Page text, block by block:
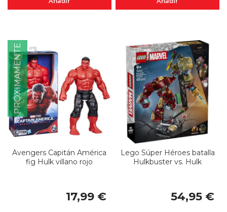
PRÓXIMAMENTE
Avengers Capitán América
fig Hulk villano rojo
17,99 €
Lego Súper Héroes batalla
Hulkbuster vs. Hulk
54,95 €